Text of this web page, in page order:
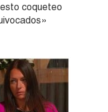
coqueteo